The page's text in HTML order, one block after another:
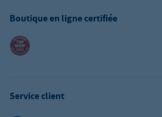
Boutique en ligne certifiée
Service client